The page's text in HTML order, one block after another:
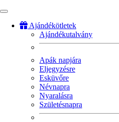
Ajándékötletek
Ajándékutalvány
Apák napjára
Eljegyzésre
Esküvőre
Névnapra
Nyaralásra
Születésnapra